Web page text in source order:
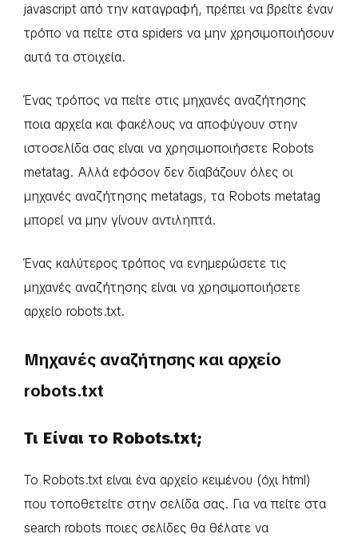
javascript από την καταγραφή, πρέπει να βρείτε έναν
τρόπο να πείτε στα spiders να μην χρησιμοποιήσουν
αυτά τα στοιχεία.
Ένας τρόπος να πείτε στις μηχανές αναζήτησης
ποια αρχεία και φακέλους να αποφύγουν στην
ιστοσελίδα σας είναι να χρησιμοποιήσετε Robots
metatag. Αλλά εφόσον δεν διαβάζουν όλες οι
μηχανές αναζήτησης metatags, τα Robots metatag
μπορεί να μην γίνουν αντιληπτά.
Ένας καλύτερος τρόπος να ενημερώσετε τις
μηχανές αναζήτησης είναι να χρησιμοποιήσετε
αρχείο robots.txt.
Μηχανές αναζήτησης και αρχείο
robots.txt
Τι Είναι το Robots.txt;
Το Robots.txt είναι ένα αρχείο κειμένου (όχι html)
που τοποθετείτε στην σελίδα σας. Για να πείτε στα
search robots ποιες σελίδες θα θέλατε να